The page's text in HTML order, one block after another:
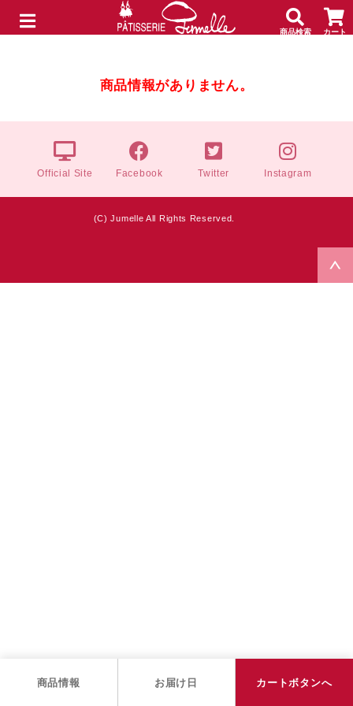
商品検索 カート
商品情報がありません。
商品情報 お届け日 カートボタンへ
Official Site Facebook Twitter Instagram
(C) Jumelle All Rights Reserved.